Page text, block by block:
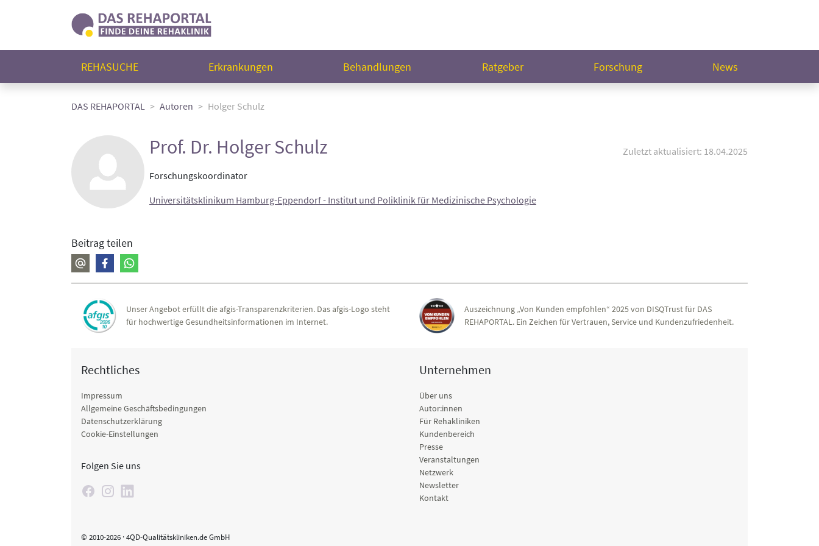
REHASUCHE Erkrankungen Behandlungen Ratgeber Forschung News
DAS REHAPORTAL Autoren Holger Schulz
Prof. Dr. Holger Schulz
Zuletzt aktualisiert: 18.04.2025
Forschungskoordinator
Universitätsklinikum Hamburg-Eppendorf - Institut und Poliklinik für Medizinische Psychologie
Beitrag teilen
Unser Angebot erfüllt die afgis-Transparenzkriterien. Das afgis-Logo steht
für hochwertige Gesundheitsinformationen im Internet.
Auszeichnung „Von Kunden empfohlen“ 2025 von DISQTrust für DAS
REHAPORTAL. Ein Zeichen für Vertrauen, Service und Kundenzufriedenheit.
Rechtliches
Impressum
Allgemeine Geschäftsbedingungen
Datenschutzerklärung
Cookie-Einstellungen
Folgen Sie uns
Unternehmen
Über uns
Autor:innen
Für Rehakliniken
Kundenbereich
Presse
Veranstaltungen
Netzwerk
Newsletter
Kontakt
© 2010-2026 · 4QD-Qualitätskliniken.de GmbH